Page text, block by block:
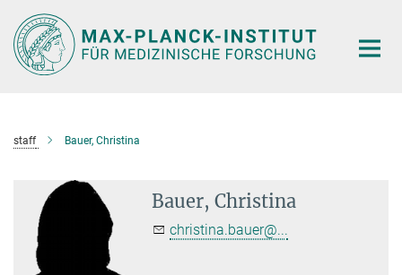
Hauptinhalt
staff Bauer, Christina
Bauer, Christina
christina.bauer@...